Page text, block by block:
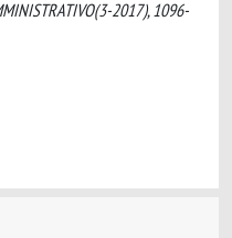
2017), 1096-